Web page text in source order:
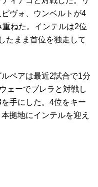
ヴォ、ウンベルトが4
ねた。インテルは2位
たまま首位を独走して
ェーでブレラと対戦し
手にした。4位をキー
拠地にインテルを迎え